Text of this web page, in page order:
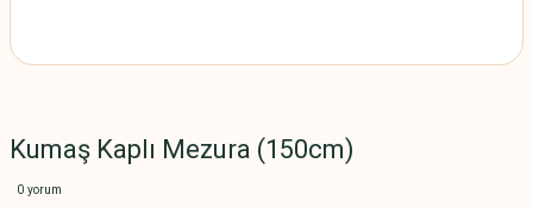
Kumaş Kaplı Mezura (150cm)
0 yorum